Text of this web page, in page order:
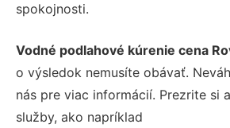
spokojnosti.
Vodné podlahové kúrenie cena
o výsledok nemusíte obávať.
nás pre viac informácií. Prezrite si
služby, ako napríklad